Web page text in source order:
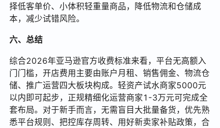
择低客单价、小体积轻重量商品，降低物流和仓储成
本，减少试错风险。
六、总结
综合2026年亚马逊官方收费标准来看，平台无高额入
门门槛，开店费用主要由账户月租、销售佣金、物流仓
储、推广运营四大板块构成。轻资产试水商家5000元
以内即可起步，正规精细化运营商家1-3万元可完成全
套布局。对于新手而言，无需盲目大批量备货，优先熟
悉平台规则、把控库存周转、用好新卖家补贴政策，合